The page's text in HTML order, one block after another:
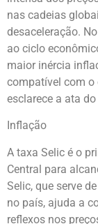
nas cadeias
desaceleração.
ao ciclo
maior inércia
compatível com o
esclarece a ata
Inflação
A taxa Selic é o
Central para
Selic, que serve
no país, ajuda a
reflexos nos